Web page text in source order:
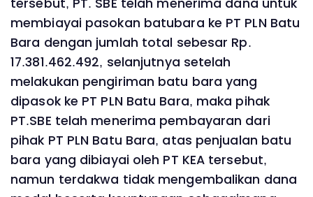
tersebut, PT. SBE telah menerima dana untuk
membiayai pasokan batubara ke PT PLN Batu
Bara dengan jumlah total sebesar Rp.
17.381.462.492, selanjutnya setelah
melakukan pengiriman batu bara yang
dipasok ke PT PLN Batu Bara, maka pihak
PT.SBE telah menerima pembayaran dari
pihak PT PLN Batu Bara, atas penjualan batu
bara yang dibiayai oleh PT KEA tersebut,
namun terdakwa tidak mengembalikan dana